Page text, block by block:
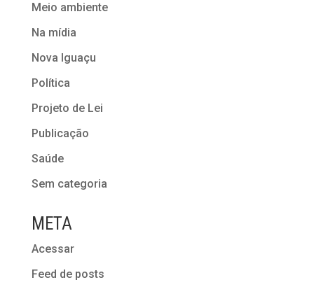
Meio ambiente
Na mídia
Nova Iguaçu
Política
Projeto de Lei
Publicação
Saúde
Sem categoria
META
Acessar
Feed de posts